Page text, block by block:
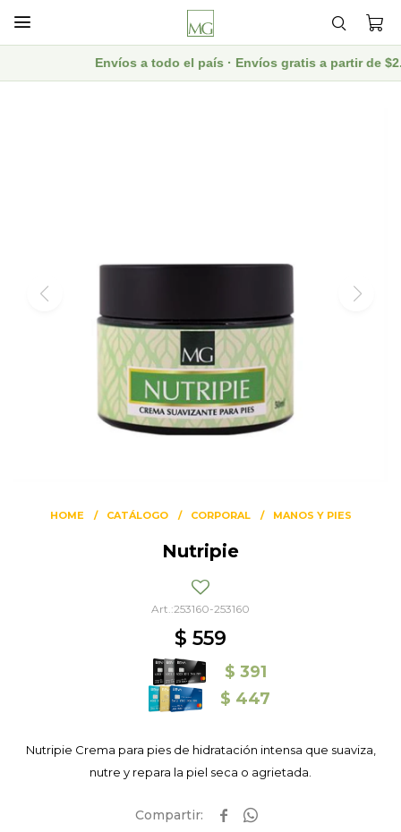

Envíos a todo el país · Envíos gratis a partir de
HOME CATÁLOGO CORPORAL MANOS Y PIES
Nutripie
253160-253160
$ 559
$ 391
$ 447
Nutripie Crema para pies de hidratación intensa que suaviza,
nutre y repara la piel seca o agrietada.
 